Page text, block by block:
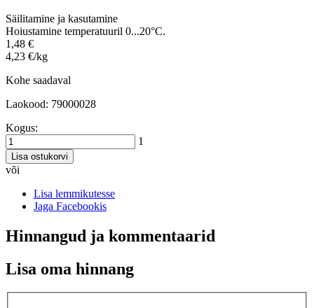
Säilitamine ja kasutamine
Hoiustamine temperatuuril 0...20°C.
1,48 €
4,23 €/kg
Kohe saadaval
Laokood: 79000028
Kogus:
1
Lisa ostukorvi
või
Lisa lemmikutesse
Jaga Facebookis
Hinnangud ja kommentaarid
Lisa oma hinnang